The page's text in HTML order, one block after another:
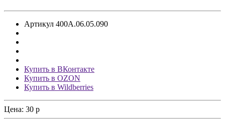
Артикул 400А.06.05.090
Купить в ВКонтакте
Купить в OZON
Купить в Wildberries
Цена: 30 p